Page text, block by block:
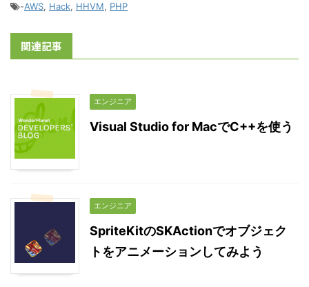
-AWS, Hack, HHVM, PHP
関連記事
エンジニア
Visual Studio for MacでC++を使う
エンジニア
SpriteKitのSKActionでオブジェク
トをアニメーションしてみよう